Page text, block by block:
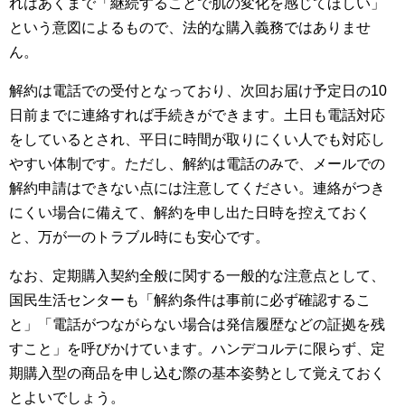
という意図によるもので、法的な購入義務ではありませ
ん。
解約は電話での受付となっており、次回お届け予定日の10
日前までに連絡すれば手続きができます。土日も電話対応
をしているとされ、平日に時間が取りにくい人でも対応し
やすい体制です。ただし、解約は電話のみで、メールでの
解約申請はできない点には注意してください。連絡がつき
にくい場合に備えて、解約を申し出た日時を控えておく
と、万が一のトラブル時にも安心です。
なお、定期購入契約全般に関する一般的な注意点として、
国民生活センターも「解約条件は事前に必ず確認するこ
と」「電話がつながらない場合は発信履歴などの証拠を残
すこと」を呼びかけています。ハンデコルテに限らず、定
期購入型の商品を申し込む際の基本姿勢として覚えておく
とよいでしょう。